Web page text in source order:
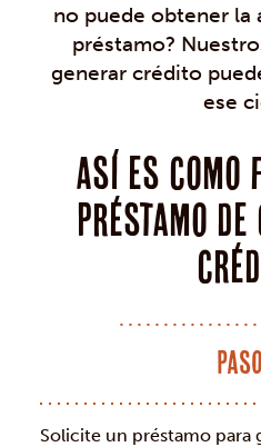
no puede obtener la
préstamo?
generar crédito
ese
Así es
préstamo
Solicite un préstamo para